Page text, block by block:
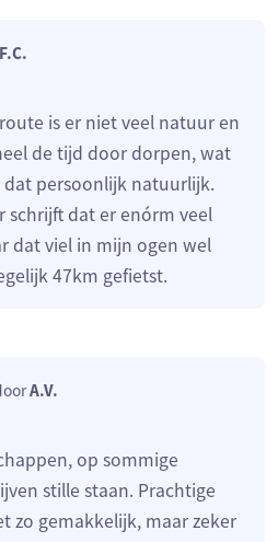
F.C.
is er niet veel natuur en
de tijd door dorpen, wat
dat persoonlijk natuurlijk.
schrijft dat er enórm veel
dat viel in mijn ogen wel
47km gefietst.
A.V.
op sommige
stille staan. Prachtige
zo gemakkelijk, maar zeker